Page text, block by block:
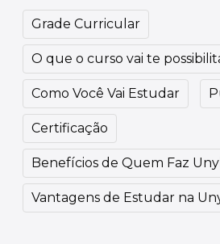
Grade Curricular
O que o curso vai te
Como Você Vai Estudar
Certificação
Benefícios de Quem Faz
Vantagens de Estudar na